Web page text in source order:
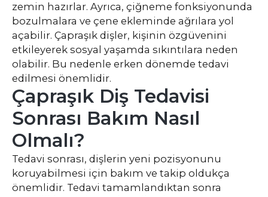
zemin hazırlar. Ayrıca, çiğneme fonksiyonunda
bozulmalara ve çene ekleminde ağrılara yol
açabilir. Çapraşık dişler, kişinin özgüvenini
etkileyerek sosyal yaşamda sıkıntılara neden
olabilir. Bu nedenle erken dönemde tedavi
edilmesi önemlidir.
Çapraşık Diş Tedavisi
Sonrası Bakım Nasıl
Olmalı?
Tedavi sonrası, dişlerin yeni pozisyonunu
koruyabilmesi için bakım ve takip oldukça
önemlidir. Tedavi tamamlandıktan sonra